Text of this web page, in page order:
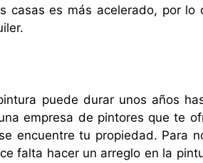
casas es más acelerado, por lo
puede durar unos años
empresa de pintores que te
encuentre tu propiedad. Para
falta hacer un arreglo en la